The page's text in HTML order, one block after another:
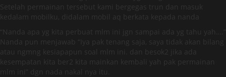
Setelah permainan tersebut kami bergegas trun dan masuk
kedalam mobilku, didalam mobil aq berkata kepada nanda
“Nanda apa yg kita perbuat mlm ini jgn sampai ada yg tahu yah….”
Nanda pun menjawab “Iya pak tenang saja, saya tidak akan bilang
atau ngmng kesiapapun soal mlm ini. dan besok2 jika ada
kesempatan kita ber2 kita mainkan kembali yah pak permainan
mlm ini” dgn nada nakal nya itu.